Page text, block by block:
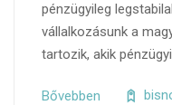
pénzügyileg
vállalkozásunk a
tartozik, akik
Bővebben